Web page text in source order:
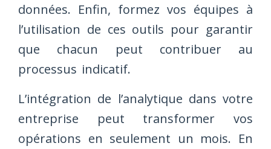
données. Enfin, formez vos équipes à
l’utilisation de ces outils pour garantir
que chacun peut contribuer au
processus indicatif.
L’intégration de l’analytique dans votre
entreprise peut transformer vos
opérations en seulement un mois. En